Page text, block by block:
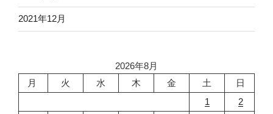
2021年12月
2026年8月
月
火 水 木 金 土
日
1
2